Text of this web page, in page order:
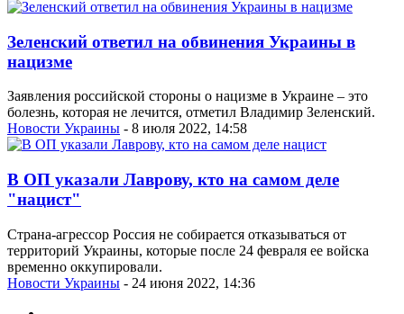
Зеленский ответил на обвинения Украины в
нацизме
Заявления российской стороны о нацизме в Украине – это
болезнь, которая не лечится, отметил Владимир Зеленский.
Новости Украины - 8 июля 2022, 14:58
В ОП указали Лаврову, кто на самом деле
"нацист"
Страна-агрессор Россия не собирается отказываться от
территорий Украины, которые после 24 февраля ее войска
временно оккупировали.
Новости Украины - 24 июня 2022, 14:36